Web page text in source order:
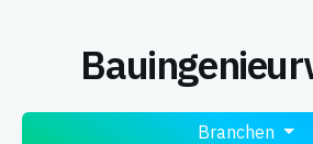
Branchen